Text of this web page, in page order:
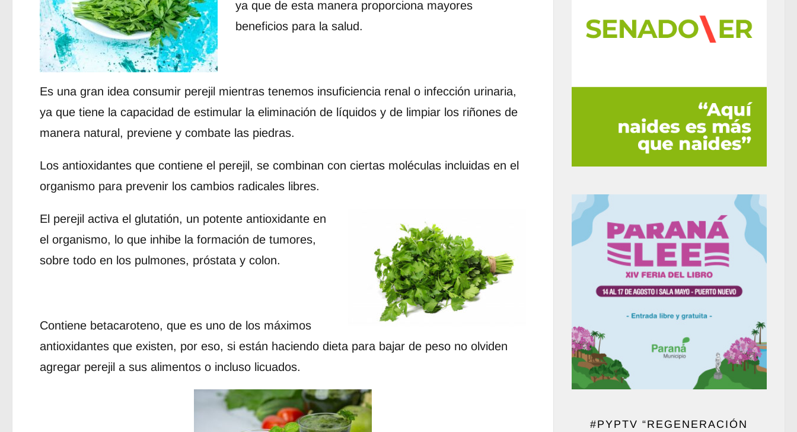
ya que de esta manera proporciona mayores
beneficios para la salud.
Es una gran idea consumir perejil mientras tenemos insuficiencia renal o infección urinaria,
ya que tiene la capacidad de estimular la eliminación de líquidos y de limpiar los riñones de
manera natural, previene y combate las piedras.
Los antioxidantes que contiene el perejil, se combinan con ciertas moléculas incluidas en el
organismo para prevenir los cambios radicales libres.
El perejil activa el glutatión, un potente antioxidante en
el organismo, lo que inhibe la formación de tumores,
sobre todo en los pulmones, próstata y colon.
Contiene betacaroteno, que es uno de los máximos
antioxidantes que existen, por eso, si están haciendo dieta para bajar de peso no olviden
agregar perejil a sus alimentos o incluso licuados.
#PYPTV “REGENERACIÓN